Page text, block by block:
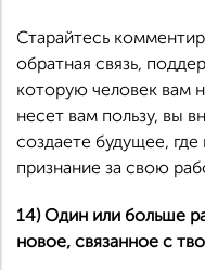
Старайтесь
обратная связь,
которую человек вам
несет вам пользу, вы
создаете будущее,
признание за свою
14) Один или больше
новое, связанное с